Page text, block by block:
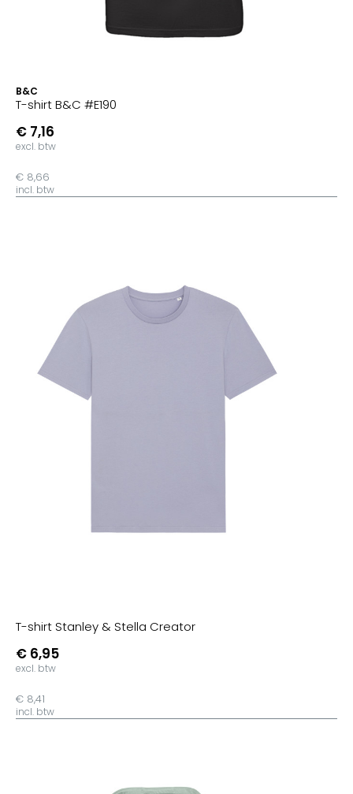
B&C
T-shirt B&C #E190
€ 7,16
excl. btw
€ 8,66
incl. btw
T-shirt Stanley & Stella Creator
€ 6,95
excl. btw
€ 8,41
incl. btw